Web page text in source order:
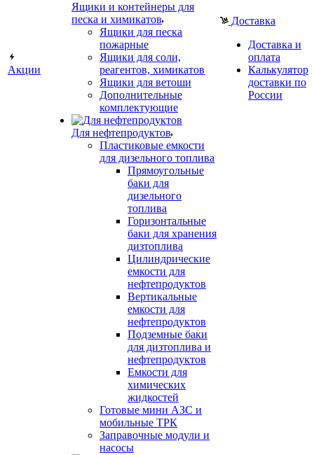
Акции
Ящики и контейнеры для
песка и химикатов
Ящики для песка
пожарные
Ящики для соли,
реагентов, химикатов
Ящики для ветоши
Дополнительные
комплектующие
Для нефтепродуктов
Пластиковые емкости
для дизельного топлива
Прямоугольные
баки для
дизельного
топлива
Горизонтальные
баки для хранения
дизтоплива
Цилиндрические
емкости для
нефтепродуктов
Вертикальные
емкости для
нефтепродуктов
Подземные баки
для дизтоплива и
нефтепродуктов
Емкости для
химических
жидкостей
Готовые мини АЗС и
мобильные ТРК
Заправочные модули и
насосы
Доставка
Доставка и
оплата
Калькулятор
доставки по
России